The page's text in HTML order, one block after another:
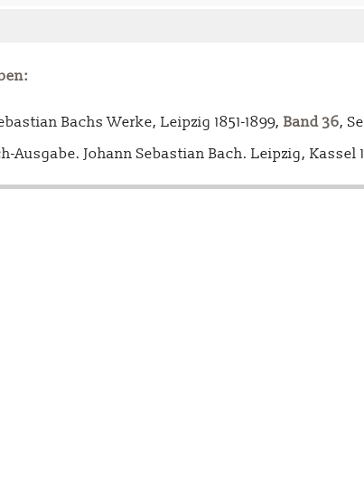
Bachs Werke, Leipzig 1851-1899, Band 36,
Ausgabe. Johann Sebastian Bach. Leipzig, Kassel